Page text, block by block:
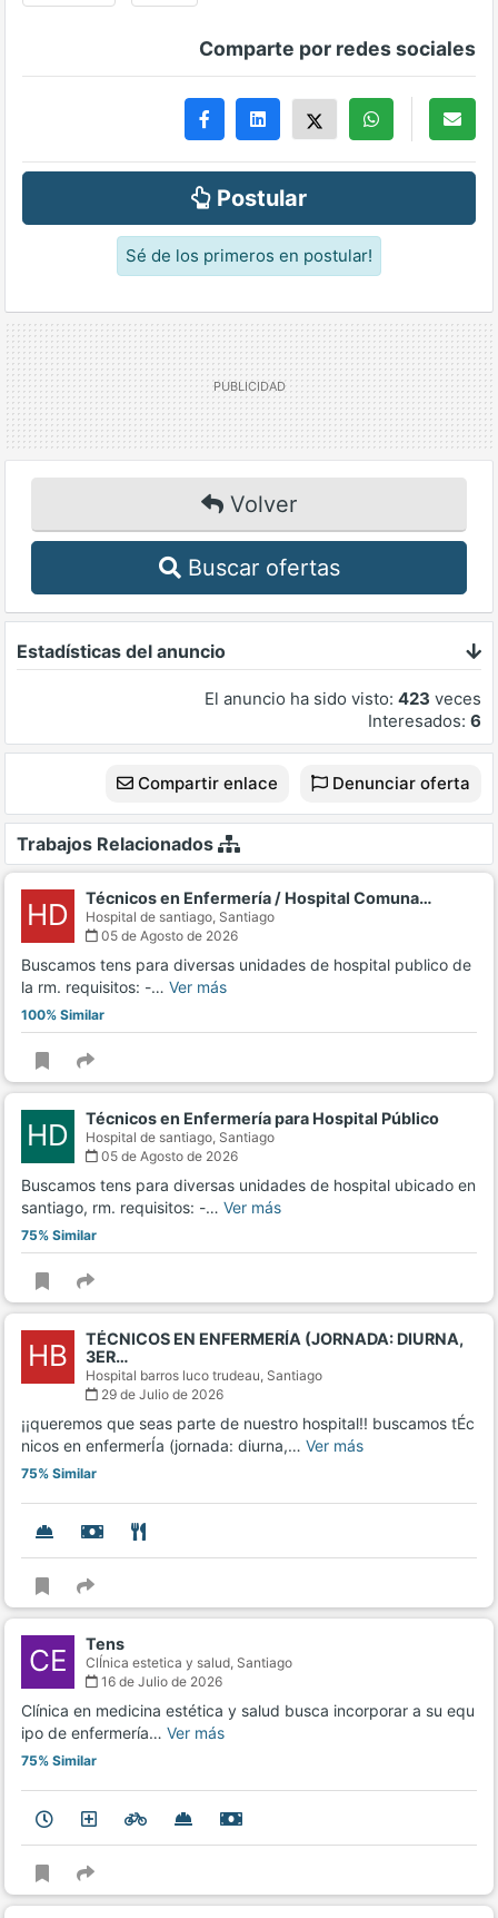
Comparte por redes sociales
Postular
Sé de los primeros en postular!
Volver
Buscar ofertas
Estadísticas del anuncio
El anuncio ha sido visto: 423 veces
Interesados: 6
Compartir enlace Denunciar oferta
Trabajos Relacionados
HD Técnicos en Enfermería / Hospital Comuna…
Hospital de santiago, Santiago
05 de Agosto de 2026
Buscamos tens para diversas unidades de hospital publico de
la rm. requisitos: -… Ver más
100% Similar
HD Técnicos en Enfermería para Hospital Público
Hospital de santiago, Santiago
05 de Agosto de 2026
Buscamos tens para diversas unidades de hospital ubicado en
santiago, rm. requisitos: -… Ver más
75% Similar
HB
TÉCNICOS EN ENFERMERÍA (JORNADA: DIURNA,
3ER…
Hospital barros luco trudeau, Santiago
29 de Julio de 2026
¡¡queremos que seas parte de nuestro hospital!! buscamos tÉc
nicos en enfermerÍa (jornada: diurna,… Ver más
75% Similar
CE Tens
ClÍnica estetica y salud, Santiago
16 de Julio de 2026
Clínica en medicina estética y salud busca incorporar a su equ
ipo de enfermería… Ver más
75% Similar